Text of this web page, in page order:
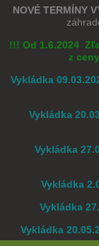
NOVÉ TERMÍNY
!!! Od 1.6.2024
z ceny
Vykládka
Vykládka
Vykládka
Vykládka
Vykládka
Vykládka